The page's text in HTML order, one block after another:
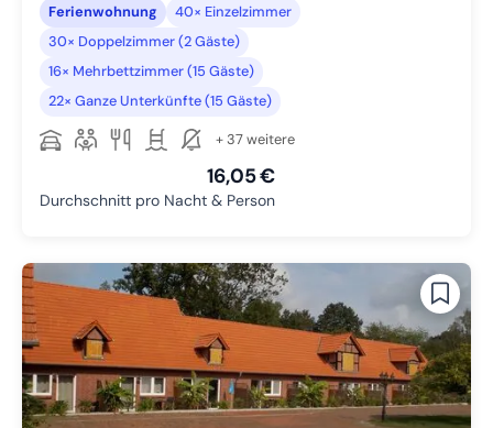
Ferienwohnung
40× Einzelzimmer
30× Doppelzimmer (2 Gäste)
16× Mehrbettzimmer (15 Gäste)
22× Ganze Unterkünfte (15 Gäste)
+ 37 weitere
16,05 €
Durchschnitt pro Nacht & Person